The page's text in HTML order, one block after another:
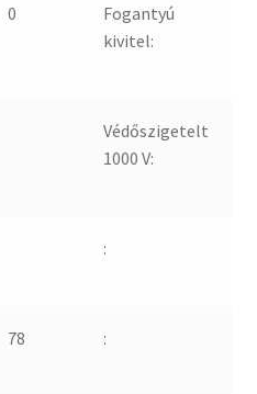
0
Fogantyú
kivitel:
Védőszigetelt
1000 V:
:
78 :